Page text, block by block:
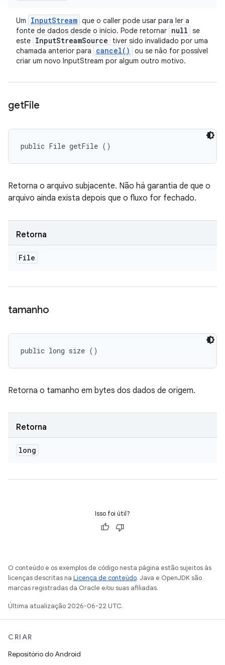
Um InputStream que o caller pode usar para ler a
fonte de dados desde o início. Pode retornar null se
este InputStreamSource
tiver sido invalidado por uma
chamada anterior para
cancel( )
ou se não for possível
criar um novo InputStream por algum outro motivo.
getFile
public File getFile ()
Retorna o arquivo subjacente. Não há garantia de que o
arquivo ainda exista depois que o fluxo for fechado.
Retorna
File
tamanho
public long size ()
Retorna o tamanho em bytes dos dados de origem.
Retorna
long
Isso foi útil?
O conteúdo e os exemplos de código nesta página estão sujeitos às
licenças descritas na Licença de conteúdo. Java e OpenJDK são
marcas registradas da Oracle e/ou suas afiliadas.
Última atualização 2026-06-22 UTC.
CRIAR
Repositório do Android